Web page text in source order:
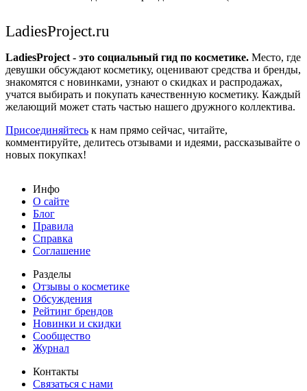
LadiesProject.ru
LadiesProject - это социальный гид по косметике. Место, где
девушки обсуждают косметику, оценивают средства и бренды,
знакомятся с новинками, узнают о скидках и распродажах,
учатся выбирать и покупать качественную косметику. Каждый
желающий может стать частью нашего дружного коллектива.
Присоединяйтесь к нам прямо сейчас, читайте,
комментируйте, делитесь отзывами и идеями, рассказывайте о
новых покупках!
Инфо
О сайте
Блог
Правила
Справка
Соглашение
Разделы
Отзывы о косметике
Обсуждения
Рейтинг брендов
Новинки и скидки
Сообщество
Журнал
Контакты
Связаться с нами